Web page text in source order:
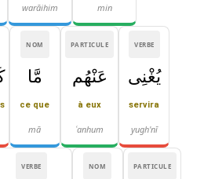
min
warāihim
VERBE
يُغْنِى
servira
yugh'nī
PARTICULE
عَنْهُم
à eux
ʿanhum
NOM
مَّا
ce que
mā
PARTICULE
NOM
VERBE